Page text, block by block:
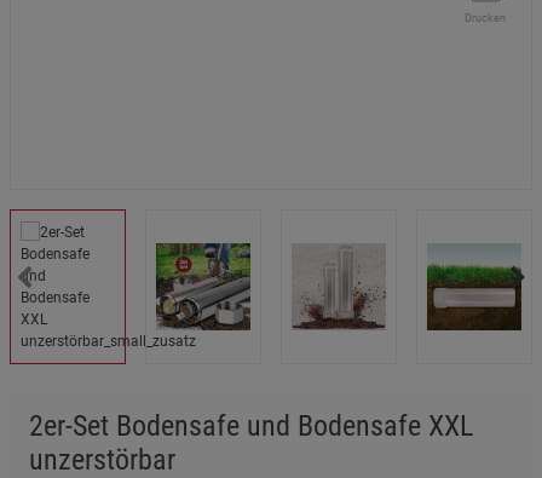
Drucken
2er-Set Bodensafe und Bodensafe XXL
unzerstörbar